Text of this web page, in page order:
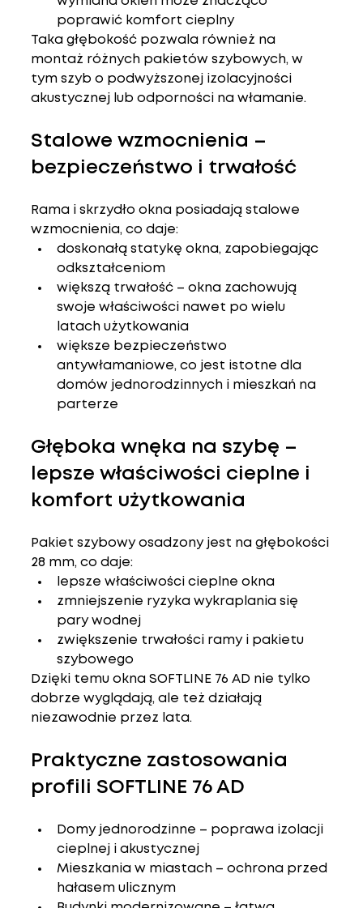
poprawić komfort cieplny
Taka głębokość pozwala również na
montaż różnych pakietów szybowych, w
tym szyb o podwyższonej izolacyjności
akustycznej lub odporności na włamanie.
Stalowe wzmocnienia –
bezpieczeństwo i trwałość
Rama i skrzydło okna posiadają stalowe
wzmocnienia, co daje:
doskonałą statykę okna, zapobiegając
odkształceniom
większą trwałość – okna zachowują
swoje właściwości nawet po wielu
latach użytkowania
większe bezpieczeństwo
antywłamaniowe, co jest istotne dla
domów jednorodzinnych i mieszkań na
parterze
Głęboka wnęka na szybę –
lepsze właściwości cieplne i
komfort użytkowania
Pakiet szybowy osadzony jest na głębokości
28 mm, co daje:
lepsze właściwości cieplne okna
zmniejszenie ryzyka wykraplania się
pary wodnej
zwiększenie trwałości ramy i pakietu
szybowego
Dzięki temu okna SOFTLINE 76 AD nie tylko
dobrze wyglądają, ale też działają
niezawodnie przez lata.
Praktyczne zastosowania
profili SOFTLINE 76 AD
Domy jednorodzinne – poprawa izolacji
cieplnej i akustycznej
Mieszkania w miastach – ochrona przed
hałasem ulicznym